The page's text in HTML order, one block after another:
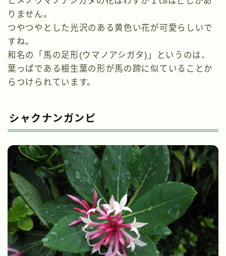
りません。
つやつやとした光沢のある黄色い花が可愛らしいで
すね。
和名の「馬の足形(ウマノアシガタ)」というのは、
葉っぱである根生葉の形が馬の蹄に似ていることか
らつけられています。
シャクナンガンピ